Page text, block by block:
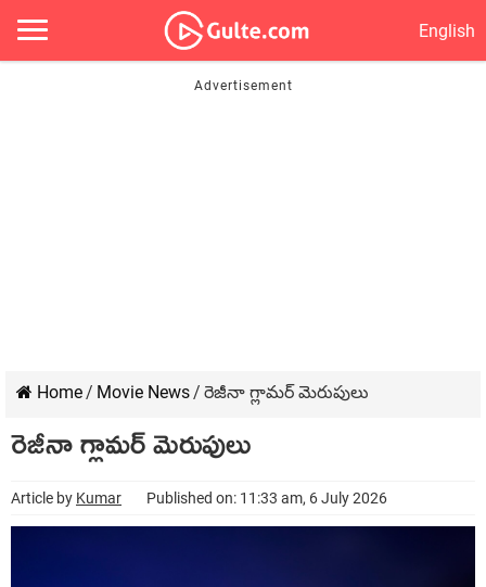
English
Home/ Movie News/ రెజీనా గ్లామర్ మెరుపులు
రెజీనా గ్లామర్ మెరుపులు
Article by Kumar Published on: 11:33 am, 6 July 2026